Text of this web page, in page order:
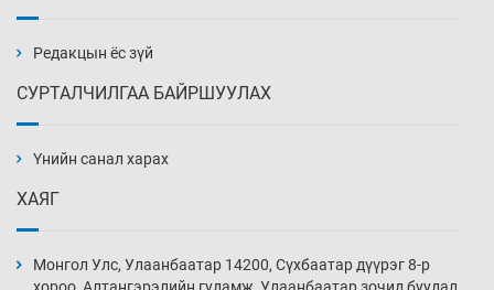
13 цаг 22 мин
13 цаг 52 мин
14 цаг 22 мин
Редакцын ёс зүй
СУРТАЛЧИЛГАА БАЙРШУУЛАХ
Үнийн санал харах
ХАЯГ
Монгол Улс, Улаанбаатар 14200, Сүхбаатар дүүрэг 8-р